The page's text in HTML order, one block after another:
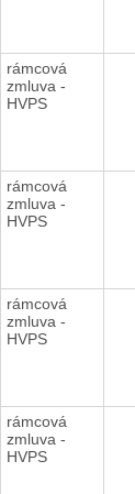
rámcová
zmluva -
HVPS
rámcová
zmluva -
HVPS
rámcová
zmluva -
HVPS
rámcová
zmluva -
HVPS